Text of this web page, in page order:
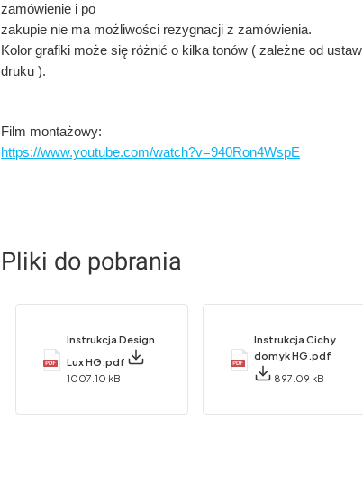
zamówienie i po
zakupie nie ma możliwości rezygnacji z zamówienia.
Kolor grafiki może się różnić o kilka tonów ( zależne od
druku ).
Film montażowy:
https://www.youtube.com/watch?v=940Ron4WspE
Pliki do pobrania
Instrukcja Design
Lux HG.pdf
1007.10 kB
Instrukcja Cichy
domyk HG.pdf
897.09 kB